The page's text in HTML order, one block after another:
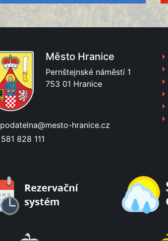
Město Hranice
Pernštejnské náměstí 1
753 01 Hranice
podatelna@mesto-hranice.cz
581 828 111